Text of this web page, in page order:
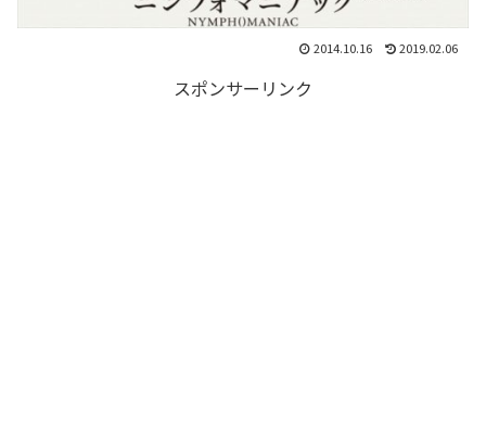
2014.10.16 2019.02.06
スポンサーリンク